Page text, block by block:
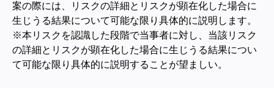
案の際には、リスクの詳細とリスクが顕在化した場合に
生じうる結果について可能な限り具体的に説明します。
※本リスクを認識した段階で当事者に対し、当該リスク
の詳細とリスクが顕在化した場合に生じうる結果につい
て可能な限り具体的に説明することが望ましい。